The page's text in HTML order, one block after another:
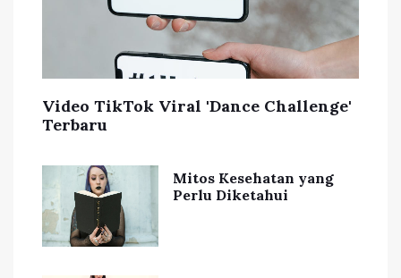
Video TikTok Viral 'Dance Challenge'
Terbaru
Mitos Kesehatan yang
Perlu Diketahui